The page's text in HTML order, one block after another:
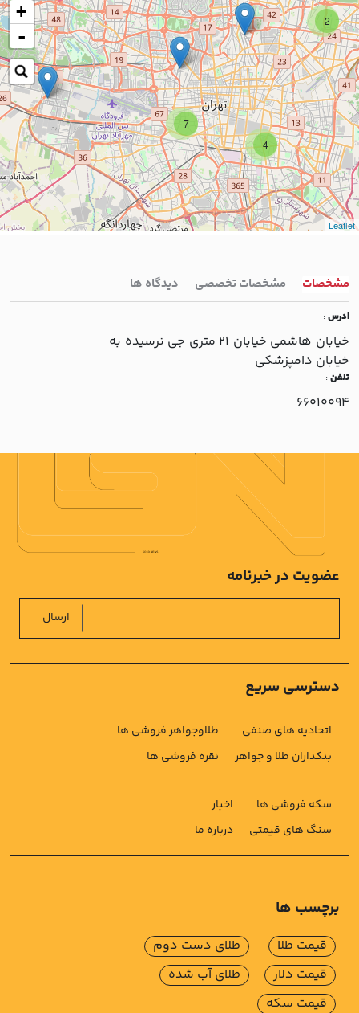
7
2
4
+
-
Leaflet
مشخصات مشخصات تخصصی دیدگاه ها
ادرس:
خيابان هاشمي خيابان 21 متري جي نرسيده به
خيابان دامپزشکي
تلفن:
66010094
دسترسی سریع
اتحادیه های صنفی
بنکداران طلا و جواهر
طلاوجواهر فروشی ها
نقره فروشی ها
سکه فروشی ها
سنگ های قیمتی
اخبار
درباره ما
عضویت در خبرنامه
ارسال
برچسب ها
قیمت طلا
قیمت دلار
قیمت سکه
طلای دست دوم
طلای آب شده